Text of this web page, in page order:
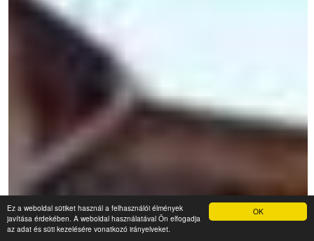
OK
Ez a weboldal sütiket használ a felhasználói élmények
javítása érdekében. A weboldal használatával Ön elfogadja
az adat és süti kezelésére vonatkozó irányelveket.